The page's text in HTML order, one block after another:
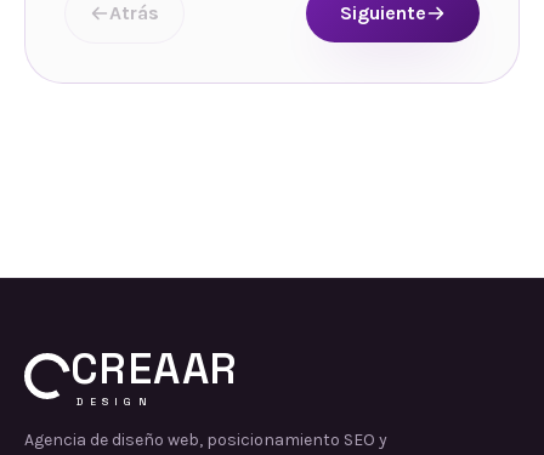
Atrás Siguiente
CREAAR
DESIGN
Agencia de diseño web, posicionamiento SEO y